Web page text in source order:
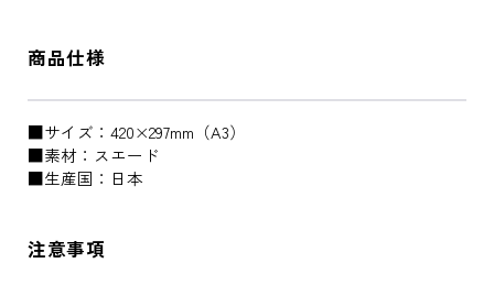
商品仕様
■サイズ：420×297mm（A3）
■素材：スエード
■生産国：日本
注意事項